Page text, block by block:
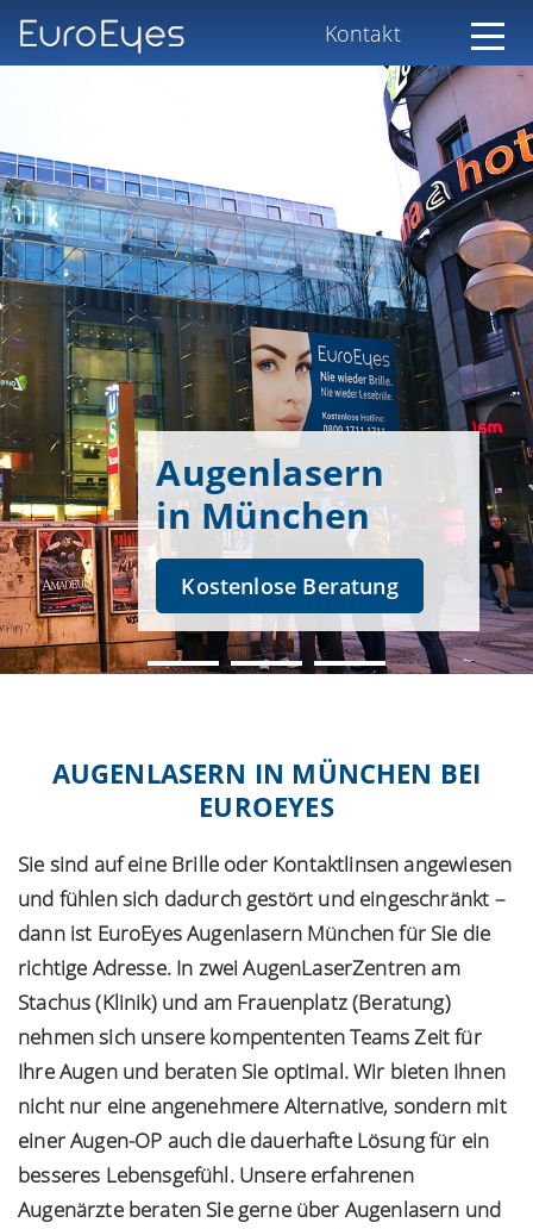
Kontakt
Augenlasern
in München
Kostenlose Beratung
AUGENLASERN IN MÜNCHEN BEI
EUROEYES
Sie sind auf eine Brille oder Kontaktlinsen angewiesen
und fühlen sich dadurch gestört und eingeschränkt –
dann ist EuroEyes Augenlasern München für Sie die
richtige Adresse. In zwei AugenLaserZentren am
Stachus (Klinik) und am Frauenplatz (Beratung)
nehmen sich unsere kompententen Teams Zeit für
Ihre Augen und beraten Sie optimal. Wir bieten Ihnen
nicht nur eine angenehmere Alternative, sondern mit
einer Augen-OP auch die dauerhafte Lösung für ein
besseres Lebensgefühl. Unsere erfahrenen
Augenärzte beraten Sie gerne über Augenlasern und